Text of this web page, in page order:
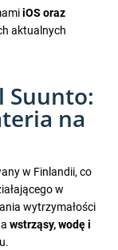
iOS oraz
aktualnych
Suunto:
na
w Finlandii, co
w
wytrzymałości
wstrząsy, wodę i